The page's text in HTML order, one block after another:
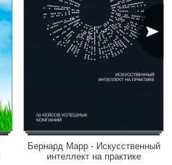
Бернард Марр - Искусственный
интеллект на практике